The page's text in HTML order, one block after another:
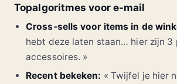
Topalgoritmes voor e-mail
Cross-sells voor items in de
hebt deze laten staan… hier zijn 3
accessoires. »
Recent bekeken: « Twijfel je hier